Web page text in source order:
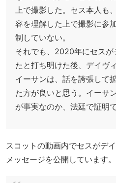
上で撮影した。セス本人も
容を理解した上で撮影に参
制していない。
それでも、2020年にセスが
たと打ち明けた後、デイヴ
イーサンは、話を誇張して
た方が良いと思う。イーサ
が事実なのか、法廷で証明
スコットの動画内でセスがデ
メッセージを公開しています。